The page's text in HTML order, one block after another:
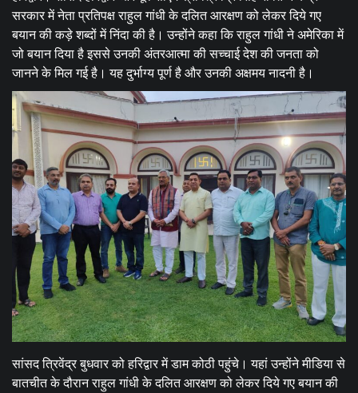
सरकार में नेता प्रतिपक्ष राहुल गांधी के दलित आरक्षण को लेकर दिये गए
बयान की कड़े शब्दों में निंदा की है। उन्होंने कहा कि राहुल गांधी ने अमेरिका में
जो बयान दिया है इससे उनकी अंतरआत्मा की सच्चाई देश की जनता को
जानने के​ मिल गई है। यह दुर्भाग्य पूर्ण है और उनकी अक्षमय नादनी है।
सांसद त्रिवेंद्र बुधवार को हरिद्वार में डाम कोठी पहुंचे। यहां उन्होंने मीडिया से
बातचीत के दौरान राहुल गांधी के दलित आरक्षण को लेकर दिये गए बयान की